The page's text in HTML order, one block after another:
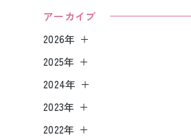
アーカイブ
2026年
2025年
2024年
2023年
2022年